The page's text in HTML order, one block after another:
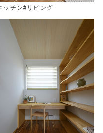
ッチン#リビング